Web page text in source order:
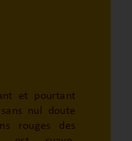
et pourtant
nul doute
rouges des